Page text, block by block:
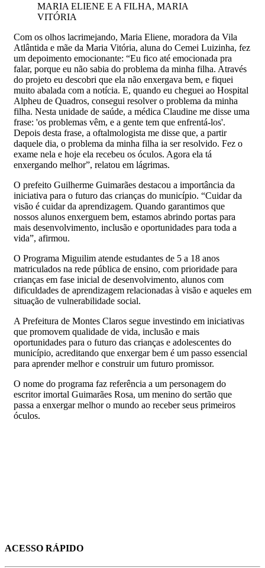
MARIA ELIENE E A FILHA, MARIA
VITÓRIA
Com os olhos lacrimejando, Maria Eliene, moradora da Vila
Atlântida e mãe da Maria Vitória, aluna do Cemei Luizinha, fez
um depoimento emocionante: “Eu fico até emocionada pra
falar, porque eu não sabia do problema da minha filha. Através
do projeto eu descobri que ela não enxergava bem, e fiquei
muito abalada com a notícia. E, quando eu cheguei ao Hospital
Alpheu de Quadros, consegui resolver o problema da minha
filha. Nesta unidade de saúde, a médica Claudine me disse uma
frase: 'os problemas vêm, e a gente tem que enfrentá-los'.
Depois desta frase, a oftalmologista me disse que, a partir
daquele dia, o problema da minha filha ia ser resolvido. Fez o
exame nela e hoje ela recebeu os óculos. Agora ela tá
enxergando melhor”, relatou em lágrimas.
O prefeito Guilherme Guimarães destacou a importância da
iniciativa para o futuro das crianças do município. “Cuidar da
visão é cuidar da aprendizagem. Quando garantimos que
nossos alunos enxerguem bem, estamos abrindo portas para
mais desenvolvimento, inclusão e oportunidades para toda a
vida”, afirmou.
O Programa Miguilim atende estudantes de 5 a 18 anos
matriculados na rede pública de ensino, com prioridade para
crianças em fase inicial de desenvolvimento, alunos com
dificuldades de aprendizagem relacionadas à visão e aqueles em
situação de vulnerabilidade social.
A Prefeitura de Montes Claros segue investindo em iniciativas
que promovem qualidade de vida, inclusão e mais
oportunidades para o futuro das crianças e adolescentes do
município, acreditando que enxergar bem é um passo essencial
para aprender melhor e construir um futuro promissor.
O nome do programa faz referência a um personagem do
escritor imortal Guimarães Rosa, um menino do sertão que
passa a enxergar melhor o mundo ao receber seus primeiros
óculos.
ACESSO RÁPIDO